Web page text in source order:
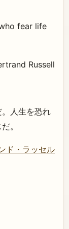
fear life
Russell
人生を恐れ
。
ド・ラッセル